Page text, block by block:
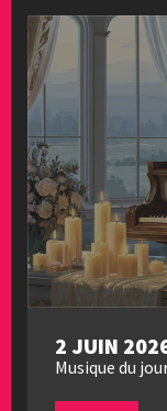
2 JUIN
Musique du